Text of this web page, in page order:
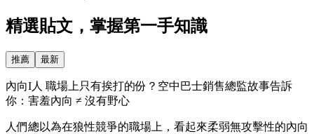
精選貼文，掌握第一手知識
推薦 最新
內向I人 職場上只有挨打的份？空中巴士銷售總監故事告訴
你：害羞內向 ≠ 沒有野心
人們總以為在狼性競爭的職場上，看起來柔弱無攻擊性的內向